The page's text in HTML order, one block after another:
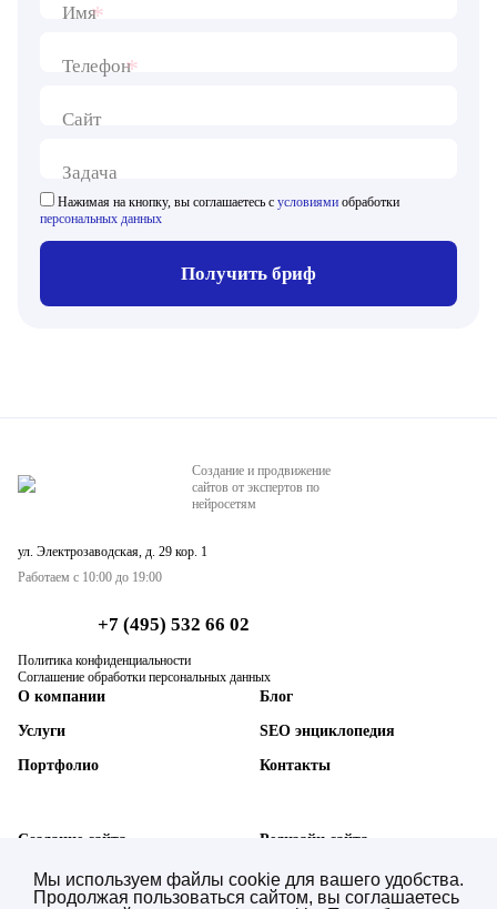
Имя*
Телефон*
Сайт
Задача
Нажимая на кнопку, вы соглашаетесь с условиями обработки
персональных данных
Получить бриф
Создание и продвижение
сайтов от экспертов по
нейросетям
ул. Электрозаводская, д. 29 кор. 1
Работаем с 10:00 до 19:00
+7 (495) 532 66 02
Политика конфиденциальности
Соглашение обработки персональных данных
О компании
Услуги
Портфолио
Блог
SEO энциклопедия
Контакты
Создание сайта
SEO-продвижение сайта
Редизайн сайта
Техническая поддержка
Мы используем файлы cookie для вашего удобства.
Продолжая пользоваться сайтом, вы соглашаетесь